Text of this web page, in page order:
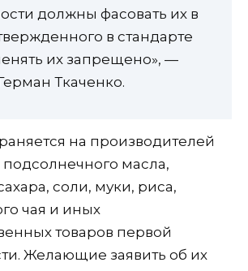
должны фасовать их в
в стандарте
их запрещено», —
Ткаченко.
на производителей
масла,
соли, муки, риса,
чая и иных
товаров первой
Желающие заявить об их